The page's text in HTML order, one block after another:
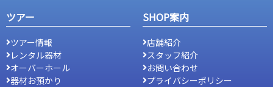
ツアー
ツアー情報
レンタル器材
オーバーホール
器材お預かり
SHOP案内
店舗紹介
スタッフ紹介
お問い合わせ
プライバシーポリシー